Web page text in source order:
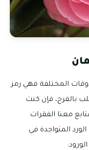
المختلفة فهي رمز
بالفرح، فإن كنت
معنا الفقرات
المتواجدة في